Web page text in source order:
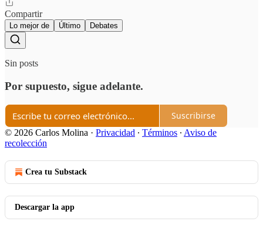
Compartir
Lo mejor de Último Debates
Sin posts
Por supuesto, sigue adelante.
Suscribirse
© 2026 Carlos Molina · Privacidad ∙ Términos ∙ Aviso de
recolección
Crea tu Substack
Descargar la app